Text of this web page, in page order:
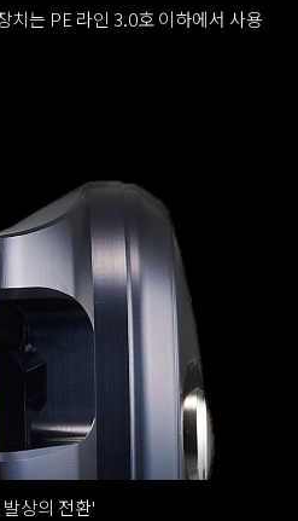
치는 PE 라인 3.0호 이하에서 사용
상의 전환'